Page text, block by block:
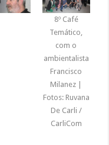
8º Café
Temático,
com o
ambientalista
Francisco
Milanez |
Fotos: Ruvana
De Carli /
CarliCom